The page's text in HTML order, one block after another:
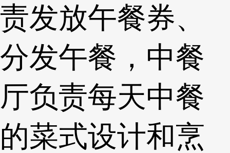
责发放午餐券、
分发午餐，中餐
厅负责每天中餐
的菜式设计和烹